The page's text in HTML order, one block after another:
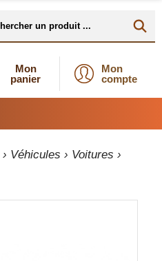
Mon
panier
Mon
compte
› Véhicules › Voitures ›